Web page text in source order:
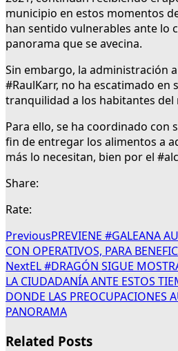
municipio en estos momentos
han sentido vulnerables ante lo
panorama que se avecina.
Sin embargo, la administración
#RaulKarr, no ha escatimado en
tranquilidad a los habitantes del
Para ello, se ha coordinado con
fin de entregar los alimentos a
más lo necesitan, bien por el
Share:
Rate:
PreviousPREVIENE #GALEANA
CON OPERATIVOS, PARA
NextEL #DRAGÓN SIGUE
LA CIUDADANÍA ANTE ESTOS
DONDE LAS PREOCUPACIONES
PANORAMA
Related Posts